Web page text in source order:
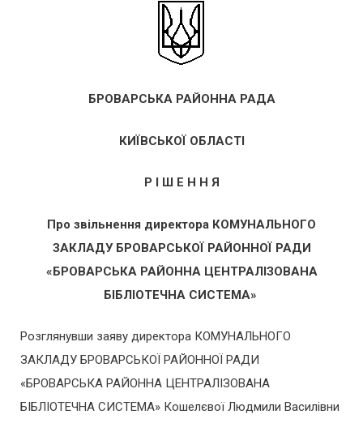
БРОВАРСЬКА РАЙОННА РАДА
КИЇВСЬКОЇ ОБЛАСТІ
Р І Ш Е Н Н Я
Про звільнення директора КОМУНАЛЬНОГО
ЗАКЛАДУ БРОВАРСЬКОЇ РАЙОННОЇ РАДИ
«БРОВАРСЬКА РАЙОННА ЦЕНТРАЛІЗОВАНА
БІБЛІОТЕЧНА СИСТЕМА»
Розглянувши заяву директора КОМУНАЛЬНОГО
ЗАКЛАДУ БРОВАРСЬКОЇ РАЙОННОЇ РАДИ
«БРОВАРСЬКА РАЙОННА ЦЕНТРАЛІЗОВАНА
БІБЛІОТЕЧНА СИСТЕМА» Кошелєвої Людмили Василівни